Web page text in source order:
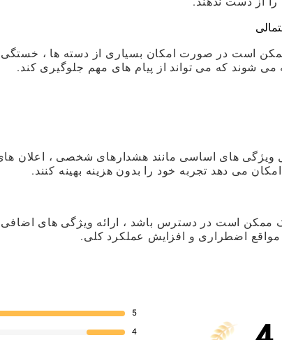
است در صورت امکان بسیاری از دسته ها ، خستگی
می شوند که می تواند از پیام های مهم جلوگیری کند.
ویژگی های اساسی مانند هشدارهای شخصی ، اعلان
می دهد تجربه خود را بدون هزینه بهینه کنند.
است در دسترس باشد ، ارائه ویژگی های اضافی
مواقع اضطراری و افزایش عملکرد کلی.
5
4